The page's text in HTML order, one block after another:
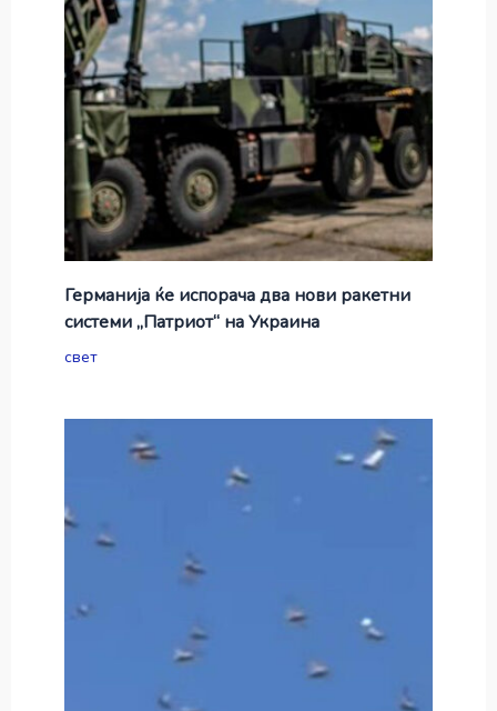
Германија ќе испорача два нови ракетни
системи „Патриот“ на Украина
свет